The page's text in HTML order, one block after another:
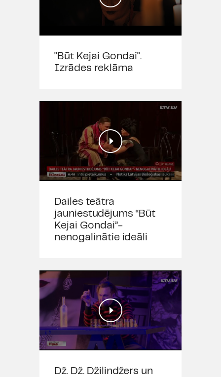
"Būt Kejai Gondai".
Izrādes reklāma
Dailes teātra
jauniestudējums “Būt
Kejai Gondai”-
nenogalinātie ideāli
Dž. Dž. Džilindžers un